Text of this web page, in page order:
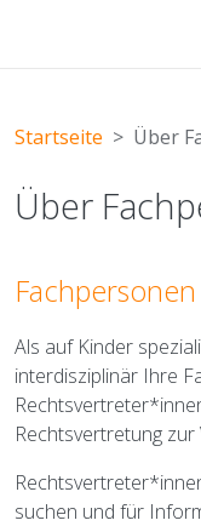
Startseite Über
Über
Fachpersonen
Als auf Kinder
interdisziplinär Ihre
Rechtsvertretung zur
suchen und für